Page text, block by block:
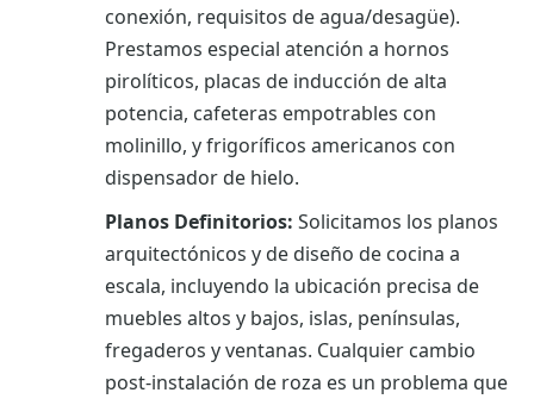
conexión, requisitos de agua/desagüe).
Prestamos especial atención a hornos
pirolíticos, placas de inducción de alta
potencia, cafeteras empotrables con
molinillo, y frigoríficos americanos con
dispensador de hielo.
Planos Definitorios: Solicitamos los planos
arquitectónicos y de diseño de cocina a
escala, incluyendo la ubicación precisa de
muebles altos y bajos, islas, penínsulas,
fregaderos y ventanas. Cualquier cambio
post-instalación de roza es un problema que